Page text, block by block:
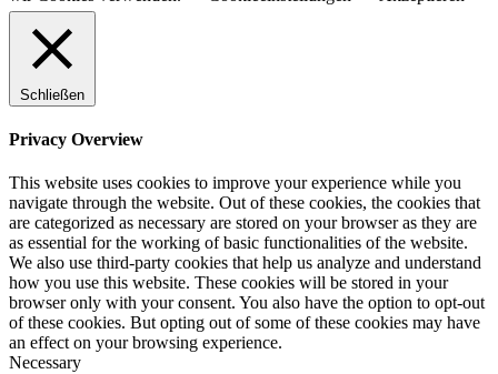
Schließen
Privacy Overview
This website uses cookies to improve your experience while you
navigate through the website. Out of these cookies, the cookies that
are categorized as necessary are stored on your browser as they are
as essential for the working of basic functionalities of the website.
We also use third-party cookies that help us analyze and understand
how you use this website. These cookies will be stored in your
browser only with your consent. You also have the option to opt-out
of these cookies. But opting out of some of these cookies may have
an effect on your browsing experience.
Necessary